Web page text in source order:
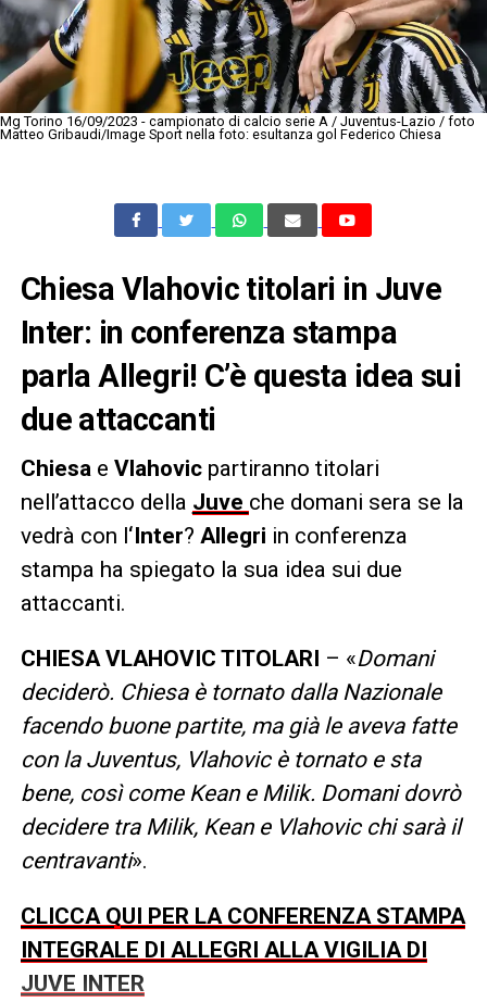
Mg Torino 16/09/2023 - campionato di calcio serie A / Juventus-Lazio / foto
Matteo Gribaudi/Image Sport nella foto: esultanza gol Federico Chiesa
Chiesa Vlahovic titolari in Juve
Inter: in conferenza stampa
parla Allegri! C’è questa idea sui
due attaccanti
Chiesa e Vlahovicpartiranno titolari
nell’attacco della Juve che domani sera se la
vedrà con l‘Inter? Allegri in conferenza
stampa ha spiegato la sua idea sui due
attaccanti.
CHIESA VLAHOVIC TITOLARI – «Domani
deciderò. Chiesa è tornato dalla Nazionale
facendo buone partite, ma già le aveva fatte
con la Juventus, Vlahovic è tornato e sta
bene, così come Kean e Milik. Domani dovrò
decidere tra Milik, Kean e Vlahovic chi sarà il
centravanti».
CLICCA QUI PER LA CONFERENZA STAMPA
INTEGRALE DI ALLEGRI ALLA VIGILIA DI
JUVE INTER